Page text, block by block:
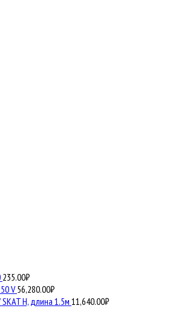
235.00₽
V 56,280.00₽
H, длина 1.5м 11,640.00₽